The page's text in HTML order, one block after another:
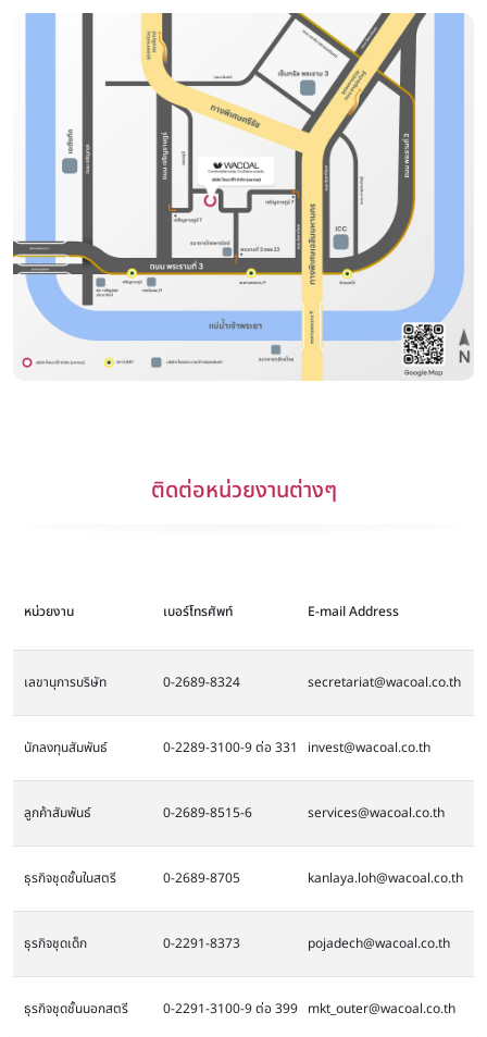
ติดต่อหน่วยงานต่างๆ
หน่วยงาน เบอร์โทรศัพท์ E-mail Address
เลขานุการบริษัท 0-2689-8324 secretariat@wacoal.co.th
นักลงทุนสัมพันธ์ 0-2289-3100-9 ต่อ 331 invest@wacoal.co.th
ลูกค้าสัมพันธ์ 0-2689-8515-6 services@wacoal.co.th
ธุรกิจชุดชั้นในสตรี 0-2689-8705 kanlaya.loh@wacoal.co.th
ธุรกิจชุดเด็ก 0-2291-8373 pojadech@wacoal.co.th
ธุรกิจชุดชั้นนอกสตรี 0-2291-3100-9 ต่อ 399 mkt_outer@wacoal.co.th